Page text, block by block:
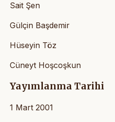
Sait Şen
Gülçin Başdemir
Hüseyin Töz
Cüneyt Hoşcoşkun
Yayımlanma Tarihi
1 Mart 2001